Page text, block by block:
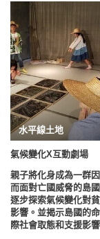
水平線土地
氣候變化X互動劇場
親子將化身成為一群
而面對亡國威脅的島
逐步探索氣候變化對
影響。並揭示島國的
際社會取態和支援影響